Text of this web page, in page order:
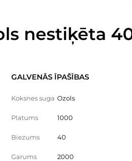
nestiķēta
GALVENĀS ĪPAŠĪBAS
Koksnes suga Ozols
Platums 1000
Biezums 40
Garums 2000